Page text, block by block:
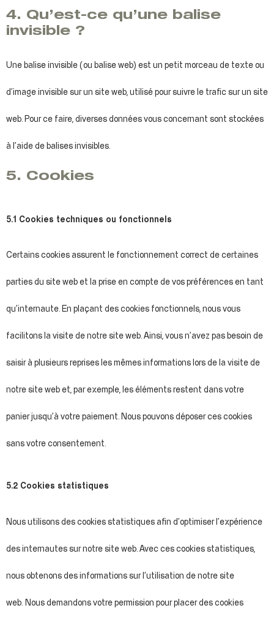
4. Qu’est-ce qu’une balise
invisible ?
Une balise invisible (ou balise web) est un petit morceau de texte ou
d’image invisible sur un site web, utilisé pour suivre le trafic sur un site
web. Pour ce faire, diverses données vous concernant sont stockées
à l’aide de balises invisibles.
5. Cookies
5.1 Cookies techniques ou fonctionnels
Certains cookies assurent le fonctionnement correct de certaines
parties du site web et la prise en compte de vos préférences en tant
qu’internaute. En plaçant des cookies fonctionnels, nous vous
facilitons la visite de notre site web. Ainsi, vous n’avez pas besoin de
saisir à plusieurs reprises les mêmes informations lors de la visite de
notre site web et, par exemple, les éléments restent dans votre
panier jusqu’à votre paiement. Nous pouvons déposer ces cookies
sans votre consentement.
5.2 Cookies statistiques
Nous utilisons des cookies statistiques afin d’optimiser l’expérience
des internautes sur notre site web. Avec ces cookies statistiques,
nous obtenons des informations sur l’utilisation de notre site
web. Nous demandons votre permission pour placer des cookies